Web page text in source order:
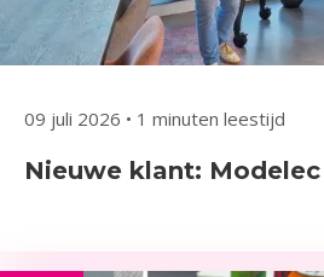
Nieuwe klant: Modelec
09 juli 2026 • 1 minuten leestijd